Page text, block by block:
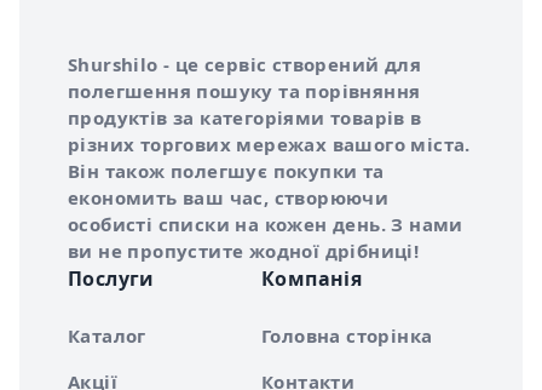
Про сервіс Shurshilo
Shurshilo - це сервіс створений для
полегшення пошуку та порівняння
продуктів за категоріями товарів в
різних торгових мережах вашого міста.
Він також полегшує покупки та
економить ваш час, створюючи
особисті списки на кожен день. З нами
ви не пропустите жодної дрібниці!
Послуги
Каталог
Акції
Компанія
Головна сторінка
Контакти